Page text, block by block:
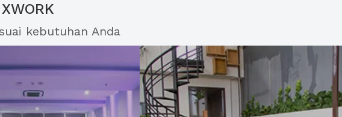
kebutuhan Anda